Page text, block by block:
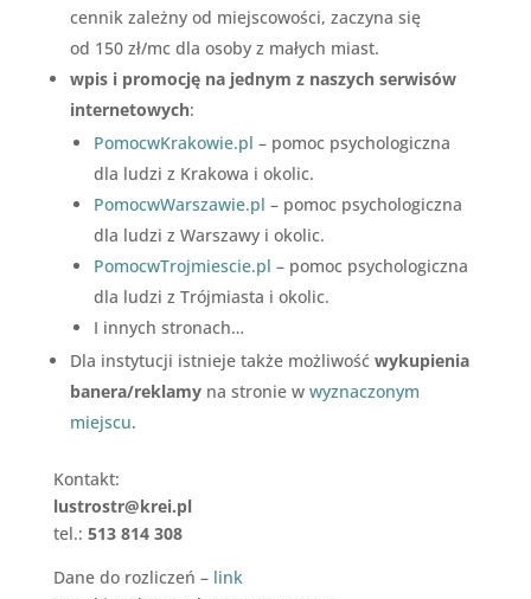
cennik zależny od miejscowości, zaczyna się
od 150 zł/mc dla osoby z małych miast.
wpis i promocję na jednym z naszych serwisów
internetowych:
PomocwKrakowie.pl – pomoc psychologiczna
dla ludzi z Krakowa i okolic.
PomocwWarszawie.pl – pomoc psychologiczna
dla ludzi z Warszawy i okolic.
PomocwTrojmiescie.pl – pomoc psychologiczna
dla ludzi z Trójmiasta i okolic.
I innych stronach…
Dla instytucji istnieje także możliwość wykupienia
banera/reklamyna stronie w wyznaczonym
miejscu.
Kontakt:
lustrostr@krei.pl
tel.: 513 814 308
Dane do rozliczeń – link